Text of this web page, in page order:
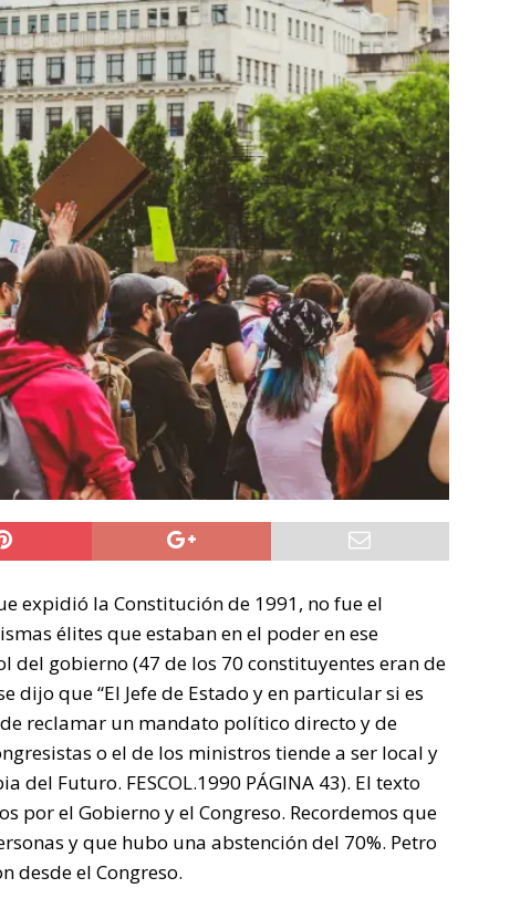
expidió la Constitución de 1991, no fue el
élites que estaban en el poder en ese
gobierno (47 de los 70 constituyentes eran de
dijo que “El Jefe de Estado y en particular si es
reclamar un mandato político directo y de
o el de los ministros tiende a ser local y
Futuro. FESCOL.1990 PÁGINA 43). El texto
el Gobierno y el Congreso. Recordemos que
y que hubo una abstención del 70%. Petro
desde el Congreso.